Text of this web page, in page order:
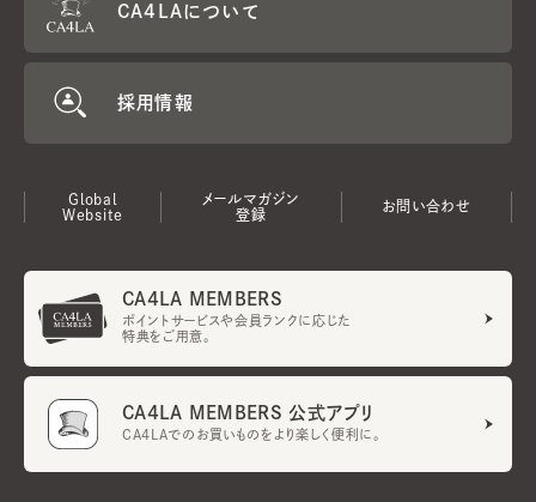
CA4LAについて
採用情報
Global
Website
メールマガジン
登録
お問い合わせ
CA4LA MEMBERS
ポイントサービスや会員ランクに応じた
特典をご用意。
CA4LA MEMBERS 公式アプリ
CA4LAでのお買いものをより楽しく便利に。